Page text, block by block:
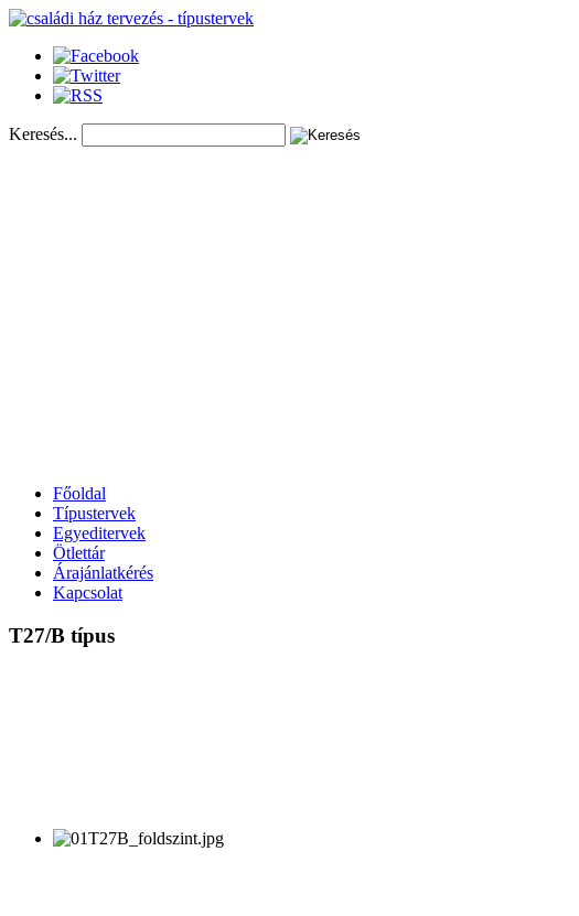
Keresés...
Főoldal
Típustervek
Egyeditervek
Ötlettár
Árajánlatkérés
Kapcsolat
T27/B típus